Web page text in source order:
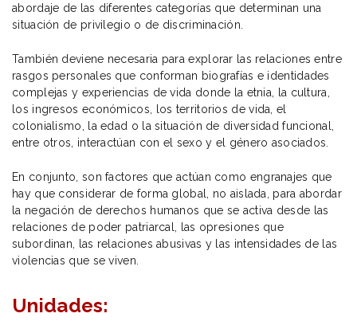
abordaje de las diferentes categorías que determinan una
situación de privilegio o de discriminación.
También deviene necesaria para explorar las relaciones entre
rasgos personales que conforman biografías e identidades
complejas y experiencias de vida donde la etnia, la cultura,
los ingresos económicos, los territorios de vida, el
colonialismo, la edad o la situación de diversidad funcional,
entre otros, interactúan con el sexo y el género asociados.
En conjunto, son factores que actúan como engranajes que
hay que considerar de forma global, no aislada, para abordar
la negación de derechos humanos que se activa desde las
relaciones de poder patriarcal, las opresiones que
subordinan, las relaciones abusivas y las intensidades de las
violencias que se viven.
Unidades: